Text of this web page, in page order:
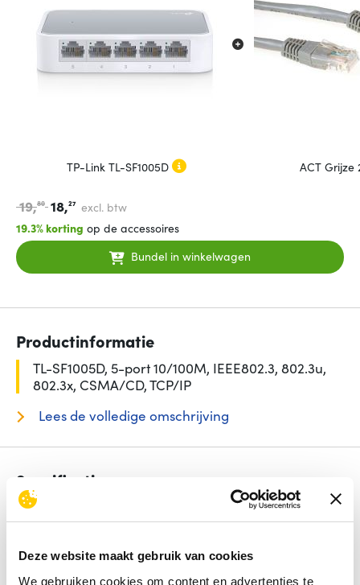
Deze website maakt gebruik van cookies
We gebruiken cookies om content en advertenties te
TP-Link TL-SF1005D ACT
19,80 18,27 excl. btw
19.3% korting op de accessoires
Bundel in winkelwagen
Productinformatie
TL-SF1005D, 5-port 10/100M, IEEE802.3, 802.3u,
802.3x, CSMA/CD, TCP/IP
Lees de volledige omschrijving
Specificaties
Aantal basis-switching RJ-45 Ethernet-poorten
Switch typeUnmanaged
Type basis-switching RJ-45 Ethernet-poorten
Ethernet (10/100)